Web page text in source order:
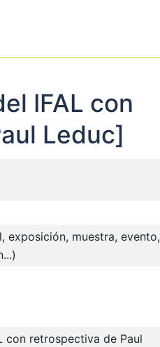
IFAL con
Leduc]
exposición, muestra, evento,
con retrospectiva de Paul